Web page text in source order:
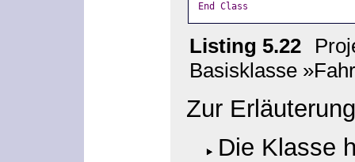
End
Class
Listing 5.22
Basisklasse
Zur
Die Klasse